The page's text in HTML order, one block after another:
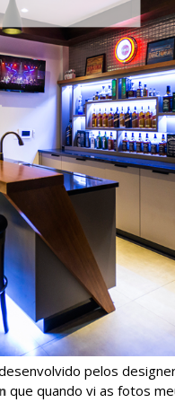
pelos
que quando vi as fotos